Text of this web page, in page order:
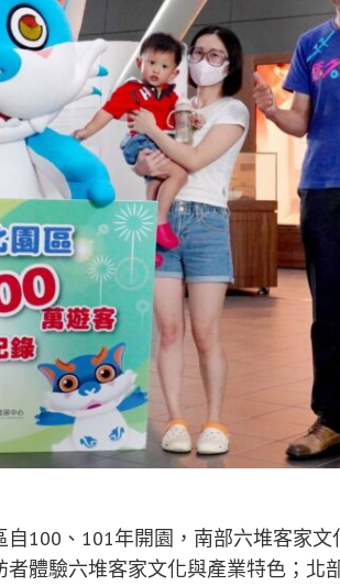
100、101年開園，南部六堆客家文
體驗六堆客家文化與產業特色；北